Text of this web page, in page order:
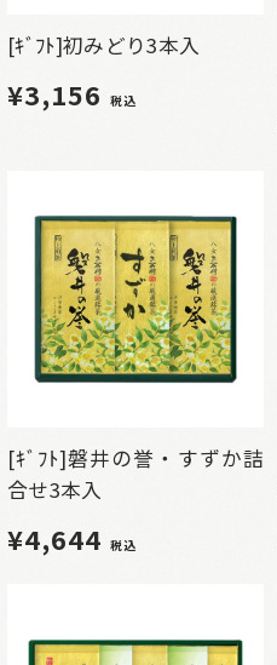
[ｷﾞﾌﾄ]初みどり3本入
¥3,156 税込
[ｷﾞﾌﾄ]磐井の誉・すずか詰
合せ3本入
¥4,644 税込